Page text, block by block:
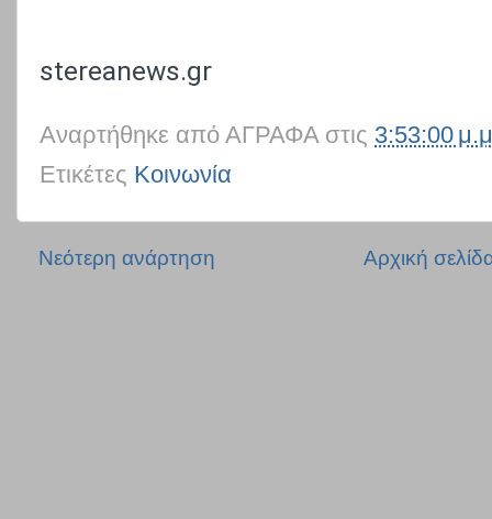
stereanews.gr
Αναρτήθηκε από ΑΓΡΑΦΑ στις 3:53:00
Ετικέτες Κοινωνία
Νεότερη ανάρτηση Αρχική